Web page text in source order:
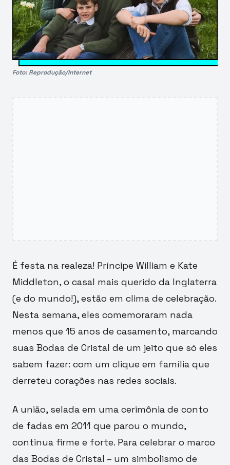
Foto: Reprodução/Internet
É festa na realeza! Príncipe William e Kate
Middleton, o casal mais querido da Inglaterra
(e do mundo!), estão em clima de celebração.
Nesta semana, eles comemoraram nada
menos que 15 anos de casamento, marcando
suas Bodas de Cristal de um jeito que só eles
sabem fazer: com um clique em família que
derreteu corações nas redes sociais.
A união, selada em uma cerimônia de conto
de fadas em 2011 que parou o mundo,
continua firme e forte. Para celebrar o marco
das Bodas de Cristal – um simbolismo de